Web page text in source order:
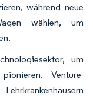
während neue
wählen, um
um
Venture-